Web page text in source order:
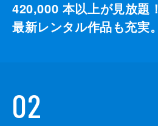
420,000 本以上が見放題！
最新レンタル作品も充実。
02